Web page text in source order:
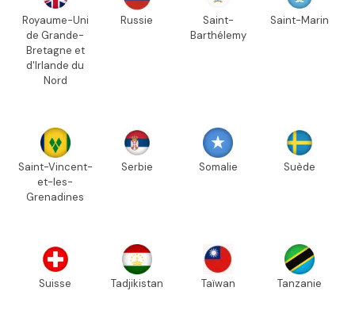
Royaume-Uni
de Grande-
Bretagne et
d'Irlande du
Nord
Russie
Saint-
Barthélemy
Saint-Marin
Saint-Vincent-
et-les-
Grenadines
Serbie Somalie Suède
Suisse Tadjikistan Taïwan Tanzanie